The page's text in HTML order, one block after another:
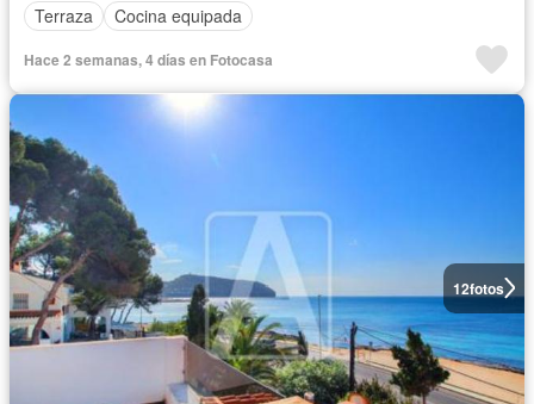
Terraza
Cocina equipada
Hace 2 semanas, 4 días en Fotocasa
12fotos